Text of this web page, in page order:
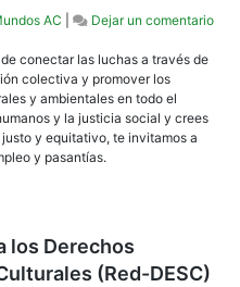
AC Dejar un comentarioen
conectar las luchas a través de
colectiva y promover los
y ambientales en todo el
y la justicia social y crees
y equitativo, te invitamos a
y pasantías.
los Derechos
(Red-DESC)